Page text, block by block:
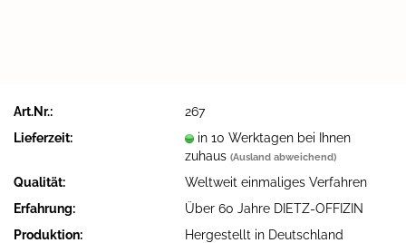
Art.Nr.:
267
Lieferzeit:
in 10 Werktagen bei Ihnen
zuhaus(Ausland abweichend)
Qualität:
Weltweit einmaliges Verfahren
Erfahrung:
Über 60 Jahre DIETZ-OFFIZIN
Produktion:
Hergestellt in Deutschland